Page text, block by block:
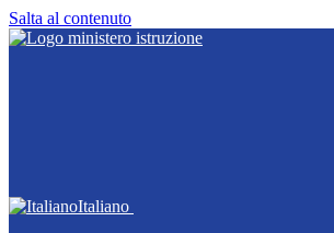
Salta al contenuto
Italiano